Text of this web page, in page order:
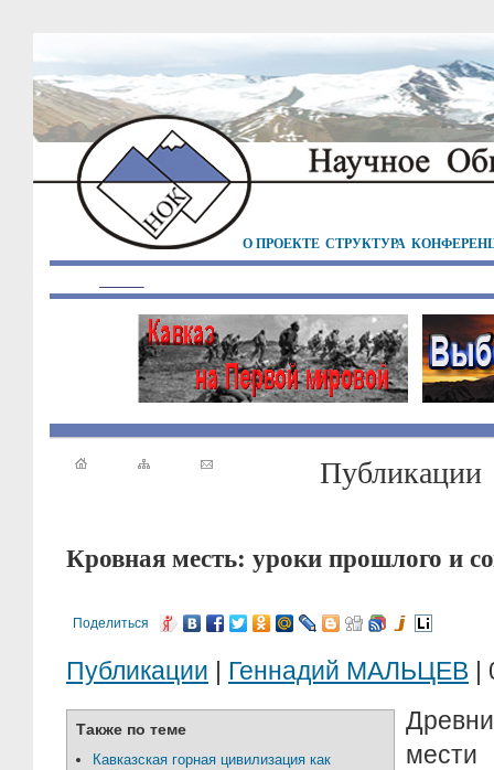
О ПРОЕКТЕ СТРУКТУРА
Публикации
Кровная месть: уроки прошлого и
Поделиться
Публикации | Геннадий МАЛЬЦЕВ |
Также по теме
Кавказская горная цивилизация как